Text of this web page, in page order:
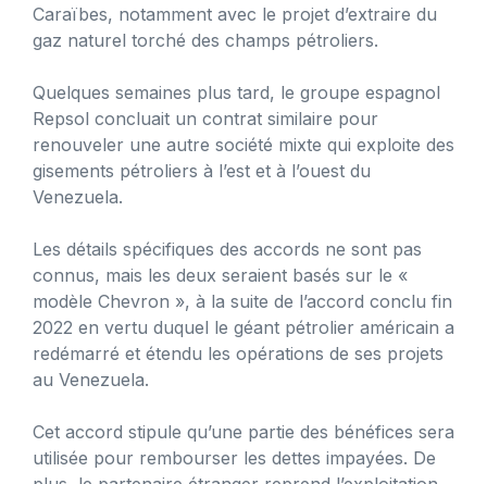
Caraïbes, notamment avec le projet d’extraire du
gaz naturel torché des champs pétroliers.
Quelques semaines plus tard, le groupe espagnol
Repsol concluait un contrat similaire pour
renouveler une autre société mixte qui exploite des
gisements pétroliers à l’est et à l’ouest du
Venezuela.
Les détails spécifiques des accords ne sont pas
connus, mais les deux seraient basés sur le «
modèle Chevron », à la suite de l’accord conclu fin
2022 en vertu duquel le géant pétrolier américain a
redémarré et étendu les opérations de ses projets
au Venezuela.
Cet accord stipule qu’une partie des bénéfices sera
utilisée pour rembourser les dettes impayées. De